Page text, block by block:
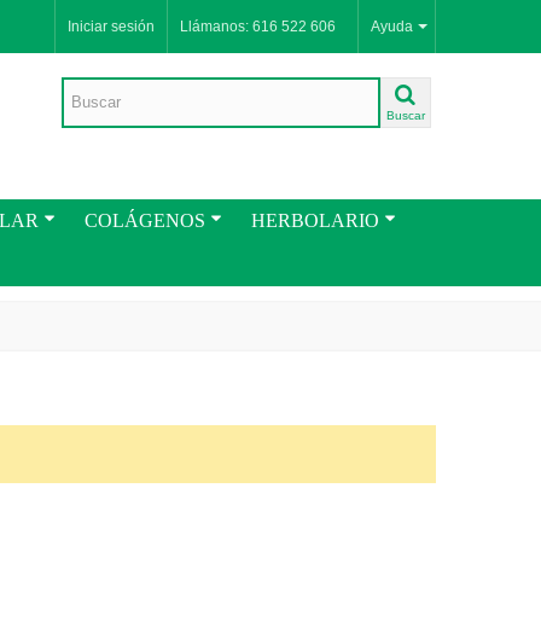
Ayuda
Llámanos: 616 522 606
Iniciar sesión
Buscar
COLÁGENOS HERBOLARIO